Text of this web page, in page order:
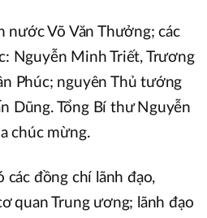
nước Võ Văn Thưởng; các
Nguyễn Minh Triết, Trương
Phúc; nguyên Thủ tướng
Dũng. Tổng Bí thư Nguyễn
chúc mừng.
các đồng chí lãnh đạo,
quan Trung ương; lãnh đạo